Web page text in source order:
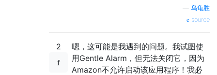
乌龟胜
source
2
嗯，这可能是我遇到的问题。我试图使
用Gentle Alarm，但无法关闭它，因为
Amazon不允许启动该应用程序！我必